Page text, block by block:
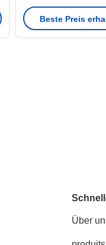
Steuerung 3000-
Beste Preis
Über